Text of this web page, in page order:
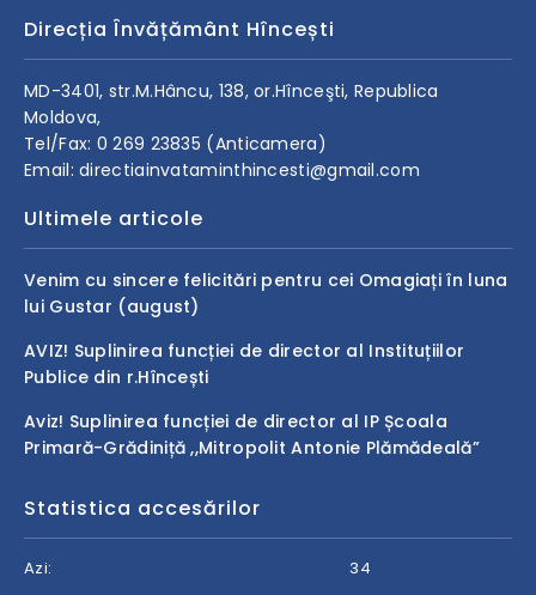
Direcția Învățământ Hîncești
MD-3401, str.M.Hâncu, 138, or.Hînceşti, Republica
Moldova,
Tel/Fax: 0 269 23835 (Anticamera)
Email: directiainvataminthincesti@gmail.com
Ultimele articole
Venim cu sincere felicitări pentru cei Omagiați în luna
lui Gustar (august)
AVIZ! Suplinirea funcției de director al Instituțiilor
Publice din r.Hîncești
Aviz! Suplinirea funcției de director al IP Școala
Primară-Grădiniță ,,Mitropolit Antonie Plămădeală”
Statistica accesărilor
Azi:
34